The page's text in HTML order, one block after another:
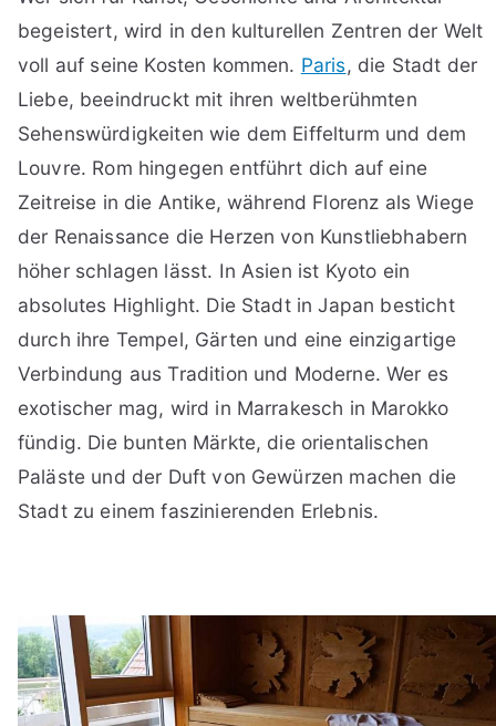
begeistert, wird in den kulturellen Zentren der Welt
voll auf seine Kosten kommen. Paris, die Stadt der
Liebe, beeindruckt mit ihren weltberühmten
Sehenswürdigkeiten wie dem Eiffelturm und dem
Louvre. Rom hingegen entführt dich auf eine
Zeitreise in die Antike, während Florenz als Wiege
der Renaissance die Herzen von Kunstliebhabern
höher schlagen lässt. In Asien ist Kyoto ein
absolutes Highlight. Die Stadt in Japan besticht
durch ihre Tempel, Gärten und eine einzigartige
Verbindung aus Tradition und Moderne. Wer es
exotischer mag, wird in Marrakesch in Marokko
fündig. Die bunten Märkte, die orientalischen
Paläste und der Duft von Gewürzen machen die
Stadt zu einem faszinierenden Erlebnis.